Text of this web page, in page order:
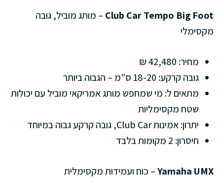
Club Car Tempo Big Foot – מותג מוביל, גובה
מקסימלי
מחיר: 42,480 ₪
גובה קרקע: 18-20 ס"מ – הגבוה ביותר
מתאים ל: מי שמחפש מותג אמריקאי מוביל עם יכולות
שטח מקסימליות
יתרון: אמינות Club Car, גובה קרקע גבוה במיוחד
חיסרון: 2 מקומות בלבד
Yamaha UMX– כוח ועמידות מקסימלית